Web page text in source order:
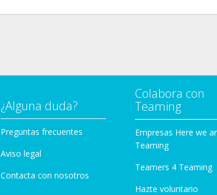
¿Alguna duda?
Preguntas frecuentes
Aviso legal
Contacta con nosotros
Colabora con
Teaming
Empresas Here we
Teaming
Teamers 4 Teaming
Hazte voluntario